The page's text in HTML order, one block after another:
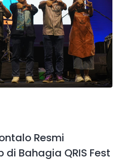
Resmi
di Bahagia QRIS Fest